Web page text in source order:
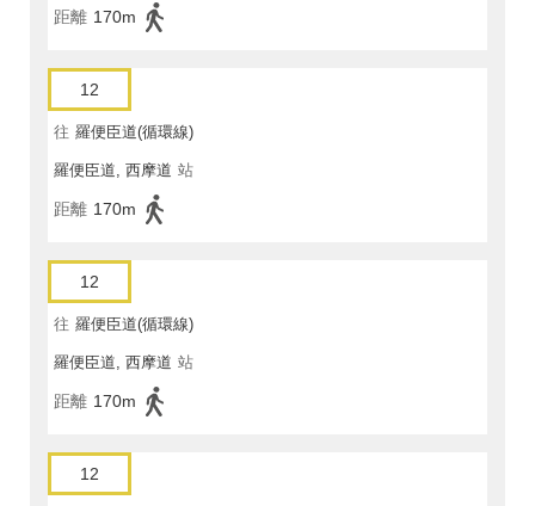
距離 170m
12
往 羅便臣道(循環線)
羅便臣道, 西摩道 站
距離 170m
12
往 羅便臣道(循環線)
羅便臣道, 西摩道 站
距離 170m
12